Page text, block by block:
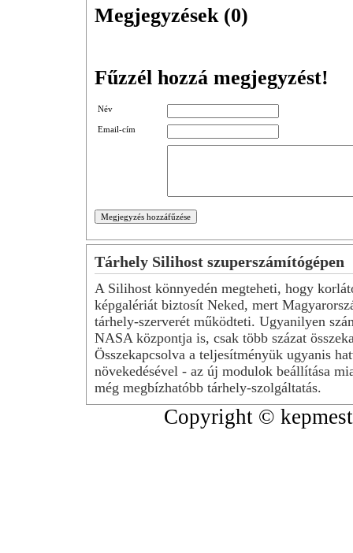
Megjegyzések (0)
Fűzzél hozzá megjegyzést!
Név
Email-cím
Tárhely Silihost szuperszámítógépen
A Silihost könnyedén megteheti, hogy
képgalériát biztosít Neked, mert
tárhely-szerverét működteti. Ugyanilyen
NASA központja is, csak több százat
Összekapcsolva a teljesítményük ugyanis
növekedésével - az új modulok beállítása
még megbízhatóbb tárhely-szolgáltatás.
Copyright ©